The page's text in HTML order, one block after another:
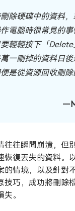
刪除硬碟中的資料
電腦時很常見的
輕輕按下「
一刪掉的資料日
是從資源回收刪
ー
往往瞬間崩潰，但
恢復丟失的資料。
的情境，以及針對
技巧，成功將刪除
。